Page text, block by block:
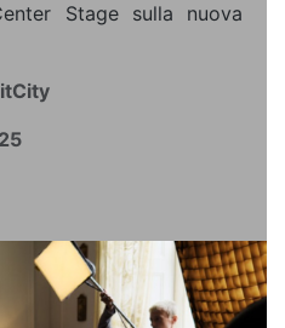
Stage sulla nuova